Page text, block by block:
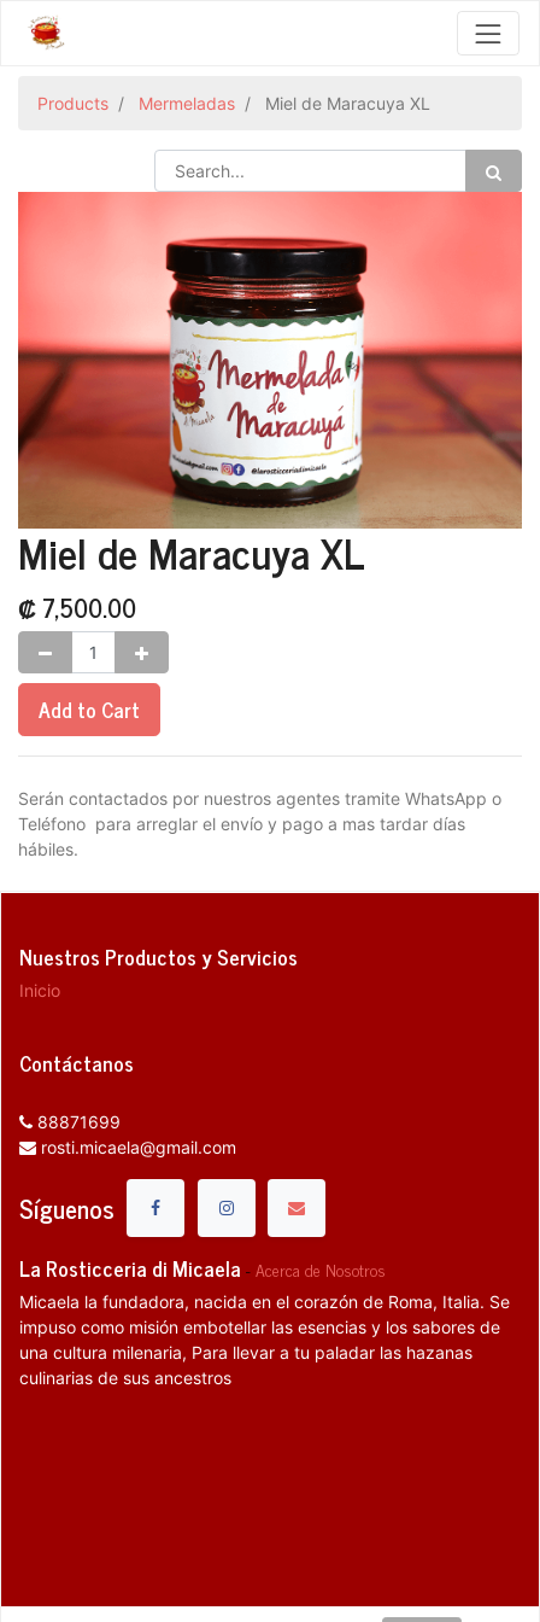
Products Mermeladas Miel de Maracuya XL
Miel de Maracuya XL
₡7,500.00
Add to Cart
Serán contactados por nuestros agentes tramite WhatsApp o
Teléfono para arreglar el envío y pago a mas tardar días
hábiles.
Nuestros Productos y Servicios
Inicio
Contáctanos
88871699
rosti.micaela@gmail.com
Síguenos
La Rosticceria di Micaela -Acerca de Nosotros
Micaela la fundadora, nacida en el corazón de Roma, Italia. Se
impuso como misión embotellar las esencias y los sabores de
una cultura milenaria, Para llevar a tu paladar las hazanas
culinarias de sus ancestros